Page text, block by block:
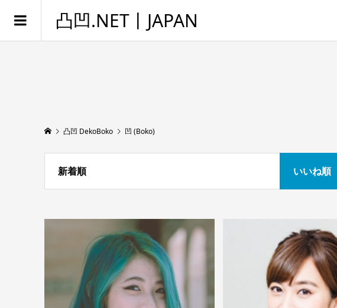
凸凹.NET丨JAPAN
凸凹 DekoBoko 凹 (Boko)
新着順 いいね順